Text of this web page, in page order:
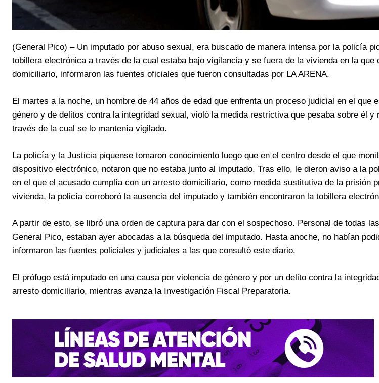
(General Pico) – Un imputado por abuso sexual, era buscado de manera intensa por la policía
tobillera electrónica a través de la cual estaba bajo vigilancia y se fuera de la vivienda en la que
domiciliario, informaron las fuentes oficiales que fueron consultadas por LA ARENA.
El martes a la noche, un hombre de 44 años de edad que enfrenta un proceso judicial en el que
género y de delitos contra la integridad sexual, violó la medida restrictiva que pesaba sobre él y
través de la cual se lo mantenía vigilado.
La policía y la Justicia piquense tomaron conocimiento luego que en el centro desde el que
dispositivo electrónico, notaron que no estaba junto al imputado. Tras ello, le dieron aviso a la
en el que el acusado cumplía con un arresto domiciliario, como medida sustitutiva de la prisión
vivienda, la policía corroboró la ausencia del imputado y también encontraron la tobillera
A partir de esto, se libró una orden de captura para dar con el sospechoso. Personal de todas
General Pico, estaban ayer abocadas a la búsqueda del imputado. Hasta anoche, no habían
informaron las fuentes policiales y judiciales a las que consultó este diario.
El prófugo está imputado en una causa por violencia de género y por un delito contra la
arresto domiciliario, mientras avanza la Investigación Fiscal Preparatoria.